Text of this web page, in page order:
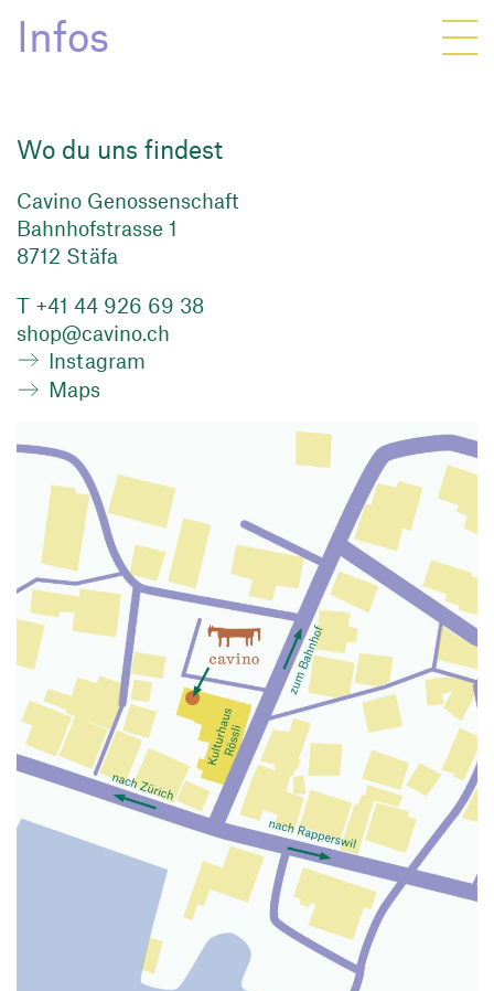
Infos
Wo du uns findest
Cavino Genossenschaft
Bahnhofstrasse 1
8712 Stäfa
T +41 44 926 69 38
shop@cavino.ch
Instagram
Maps